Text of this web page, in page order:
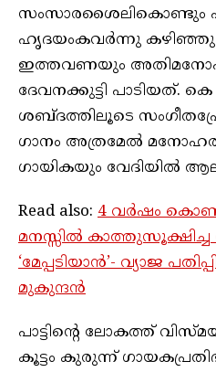
സംസാരശൈലികൊണ്ടും
ഹൃദയംകവർന്നു
ഇത്തവണയും
ദേവനക്കുട്ടി പാടിയത്.
ശബ്ദത്തിലൂടെ
ഗാനം അത്രമേൽ
ഗായികയും വേദിയിൽ
Read also: 4 വർഷം
മനസ്സിൽ
‘മേപ്പടിയാൻ’- വ്യാജ
മുകുന്ദൻ
പാട്ടിന്റെ ലോകത്ത്
കൂട്ടം കുരുന്ന്